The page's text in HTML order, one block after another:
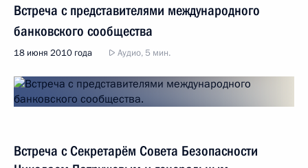
Встреча с представителями международного
банковского сообщества
18 июня 2010 года Аудио, 5 мин.
Встреча с Секретарём Совета Безопасности